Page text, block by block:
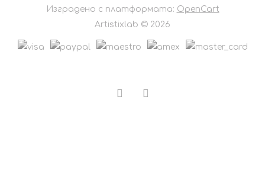
Изградено с платформата: OpenCart
Artistixlab © 2026